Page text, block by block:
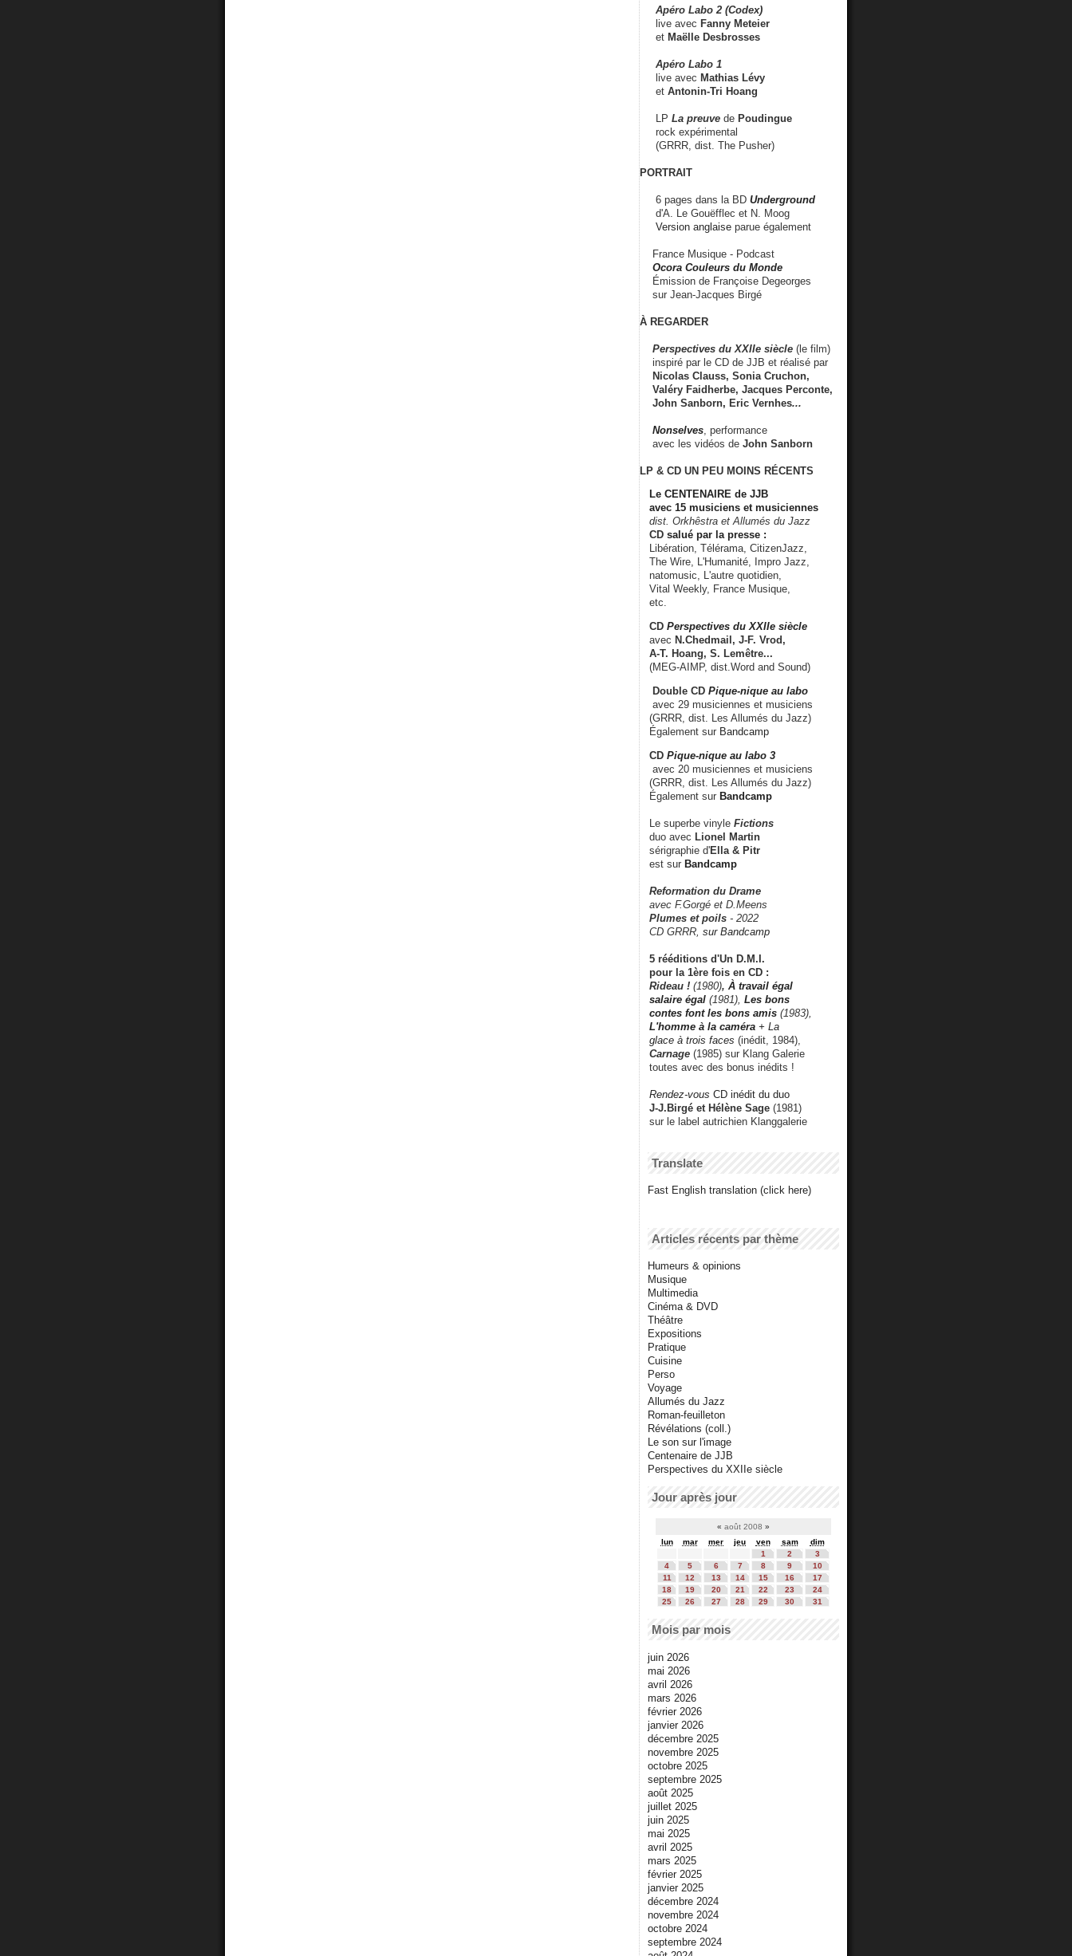
Apéro Labo 2 (Codex)
live avec Fanny Meteier
et Maëlle Desbrosses
Apéro Labo 1
live avec Mathias Lévy
et Antonin-Tri Hoang
LP La preuve de Poudingue
rock expérimental
(GRRR, dist. The Pusher)
PORTRAIT
6 pages dans la BD Underground
d'A. Le Gouëfflec et N. Moog
Version anglaise parue également
France Musique - Podcast
Ocora Couleurs du Monde
Émission de Françoise Degeorges
sur Jean-Jacques Birgé
À REGARDER
Perspectives du XXIIe siècle (le film)
inspiré par le CD de JJB et réalisé par
Nicolas Clauss, Sonia Cruchon,
Valéry Faidherbe, Jacques Perconte,
John Sanborn, Eric Vernhes...
Nonselves , performance
avec les vidéos de John Sanborn
LP & CD UN PEU MOINS RÉCENTS
Le CENTENAIRE de JJB
avec 15 musiciens et musiciennes
dist. Orkhêstra et Allumés du Jazz
CD salué par la presse :
Libération, Télérama, CitizenJazz,
The Wire, L'Humanité, Impro Jazz,
natomusic, L'autre quotidien,
Vital Weekly, France Musique,
etc.
CD Perspectives du XXIIe siècle
avec N.Chedmail, J-F. Vrod,
A-T. Hoang, S. Lemêtre...
(MEG-AIMP, dist.Word and Sound)
Double CD Pique-nique au labo
avec 29 musiciennes et musiciens
(GRRR, dist. Les Allumés du Jazz)
Également sur Bandcamp
CD Pique-nique au labo 3
avec 20 musiciennes et musiciens
(GRRR, dist. Les Allumés du Jazz)
Également sur Bandcamp
Le superbe vinyle Fictions
duo avec Lionel Martin
sérigraphie d'Ella & Pitr
est sur Bandcamp
Reformation du Drame
avec F.Gorgé et D.Meens
Plumes et poils - 2022
CD GRRR, sur Bandcamp
5 rééditions d'Un D.M.I.
pour la 1ère fois en CD :
Rideau ! (1980), À travail égal
salaire égal (1981), Les bons
contes font les bons amis (1983),
L'homme à la caméra + La
glace à trois faces (inédit, 1984),
Carnage (1985) sur Klang Galerie
toutes avec des bonus inédits !
Rendez-vous CD inédit du duo
J-J.Birgé et Hélène Sage (1981)
sur le label autrichien Klanggalerie
Translate
Fast English translation (click here)
Articles récents par thème
Humeurs & opinions
Musique
Multimedia
Cinéma & DVD
Théâtre
Expositions
Pratique
Cuisine
Perso
Voyage
Allumés du Jazz
Roman-feuilleton
Révélations (coll.)
Le son sur l'image
Centenaire de JJB
Perspectives du XXIIe siècle
Jour après jour
« août 2008 »
lun
mar mer jeu ven sam
dim
1
2
3
4
5 6 7 8 9
10
11
12 13 14 15 16
17
18
19 20 21 22 23
24
25
26 27 28 29 30 31
Mois par mois
juin 2026
mai 2026
avril 2026
mars 2026
février 2026
janvier 2026
décembre 2025
novembre 2025
octobre 2025
septembre 2025
août 2025
juillet 2025
juin 2025
mai 2025
avril 2025
mars 2025
février 2025
janvier 2025
décembre 2024
novembre 2024
octobre 2024
septembre 2024